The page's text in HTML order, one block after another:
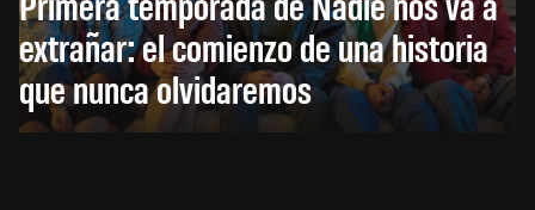
extrañar: el comienzo de una historia
que nunca olvidaremos